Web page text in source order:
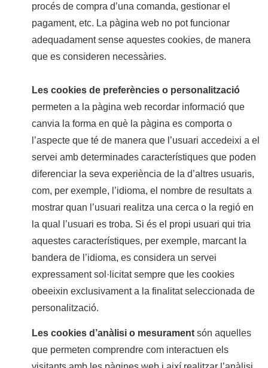
procés de compra d’una comanda, gestionar el
pagament, etc. La pàgina web no pot funcionar
adequadament sense aquestes cookies, de manera
que es consideren necessàries.
Les cookies de preferències o personalització
permeten a la pàgina web recordar informació que
canvia la forma en què la pàgina es comporta o
l’aspecte que té de manera que l’usuari accedeixi a el
servei amb determinades característiques que poden
diferenciar la seva experiència de la d’altres usuaris,
com, per exemple, l’idioma, el nombre de resultats a
mostrar quan l’usuari realitza una cerca o la regió en
la qual l’usuari es troba. Si és el propi usuari qui tria
aquestes característiques, per exemple, marcant la
bandera de l’idioma, es considera un servei
expressament sol·licitat sempre que les cookies
obeeixin exclusivament a la finalitat seleccionada de
personalització.
Les cookies d’anàlisi o mesuramentsón aquelles
que permeten comprendre com interactuen els